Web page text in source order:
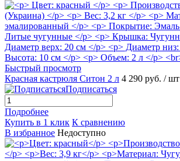
Быстрый просмотр
Красная кастрюля Ситон 2 л 4 290 руб. / шт
Подписаться
Подробнее
Купить в 1 клик К сравнению
В избранное Недоступно